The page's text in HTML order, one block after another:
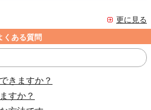
更に見る
くある質問
きますか？
すか？